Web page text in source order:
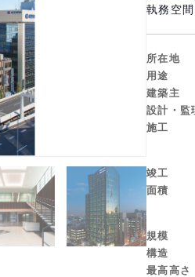
年代 構造
執務空
所在地
用途
建築主
設計・監
施工
竣工
面積
規模
構造
最高高さ